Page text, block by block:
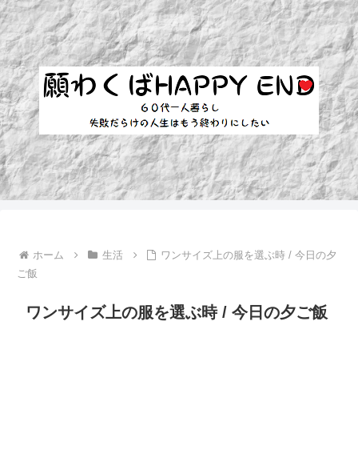
ホーム 生活
ワンサイズ上の服を選ぶ時 / 今日の夕
ご飯
ワンサイズ上の服を選ぶ時 / 今日の夕ご飯